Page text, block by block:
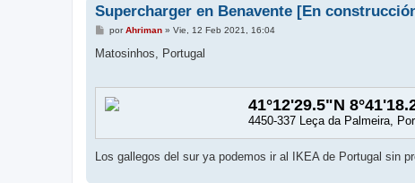
Supercharger en Benavente [En
M
n
porAhriman» Vie, 12 Feb 2021, 16:04
Matosinhos, Portugal
41°12'29.5"N
4450-337 Leça da Palmeira,
Los gallegos del sur ya podemos ir al IKEA de Portugal sin